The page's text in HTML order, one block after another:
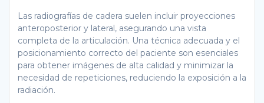
Las radiografías de cadera suelen incluir proyecciones
anteroposterior y lateral, asegurando una vista
completa de la articulación. Una técnica adecuada y el
posicionamiento correcto del paciente son esenciales
para obtener imágenes de alta calidad y minimizar la
necesidad de repeticiones, reduciendo la exposición a la
radiación.